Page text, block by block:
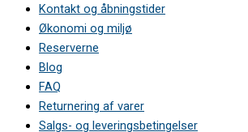
Kontakt og åbningstider
Økonomi og miljø
Reserverne
Blog
FAQ
Returnering af varer
Salgs- og leveringsbetingelser